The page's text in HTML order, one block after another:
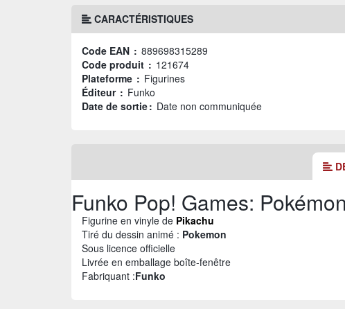
CARACTÉRISTIQUES
Code EAN : 889698315289
Code produit : 121674
Plateforme : Figurines
Éditeur : Funko
Date de sortie : Date non communiquée
Funko Pop! Games:
Figurine en vinyle de Pikachu
Tiré du dessin animé : Pokemon
Sous licence officielle
Livrée en emballage boîte-fenêtre
Fabriquant :Funko